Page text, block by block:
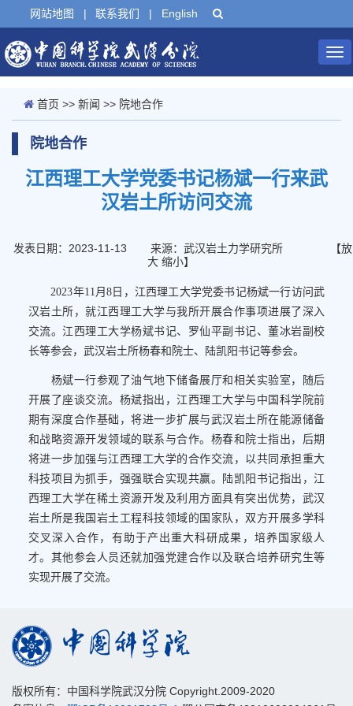
网站地图 | 联系我们 | English
首页 >> 新闻 >> 院地合作
院地合作
江西理工大学党委书记杨斌一行来武
汉岩土所访问交流
发表日期：2023-11-13 来源：武汉岩土力学研究所 【放
大 缩小】
2023年11月8日，江西理工大学党委书记杨斌一行访问武
汉岩土所，就江西理工大学与我所开展合作事项进展了深入
交流。江西理工大学杨斌书记、罗仙平副书记、董冰岩副校
长等参会，武汉岩土所杨春和院士、陆凯阳书记等参会。
杨斌一行参观了油气地下储备展厅和相关实验室，随后
开展了座谈交流。杨斌指出，江西理工大学与中国科学院前
期有深度合作基础，将进一步扩展与武汉岩土所在能源储备
和战略资源开发领域的联系与合作。杨春和院士指出，后期
将进一步加强与江西理工大学的合作交流，以共同承担重大
科技项目为抓手，强强联合实现共赢。陆凯阳书记指出，江
西理工大学在稀土资源开发及利用方面具有突出优势，武汉
岩土所是我国岩土工程科技领域的国家队，双方开展多学科
交叉深入合作，有助于产出重大科研成果，培养国家级人
才。其他参会人员还就加强党建合作以及联合培养研究生等
实现开展了交流。
版权所有：中国科学院武汉分院 Copyright.2009-2020